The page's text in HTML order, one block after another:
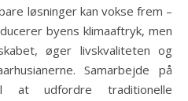
løsninger kan vokse frem –
byens klimaaftryk, men
øger livskvaliteten og
Samarbejde på
udfordre traditionelle